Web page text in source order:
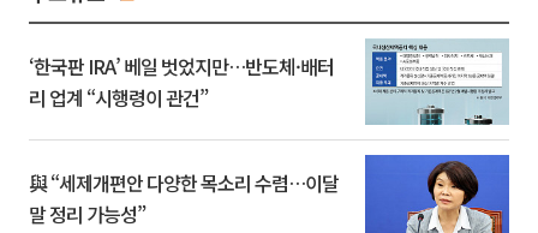
‘한국판 IRA’ 베일 벗었지만…반도체·배터
리 업계 “시행령이 관건”
與 “세제개편안 다양한 목소리 수렴…이달
말 정리 가능성”